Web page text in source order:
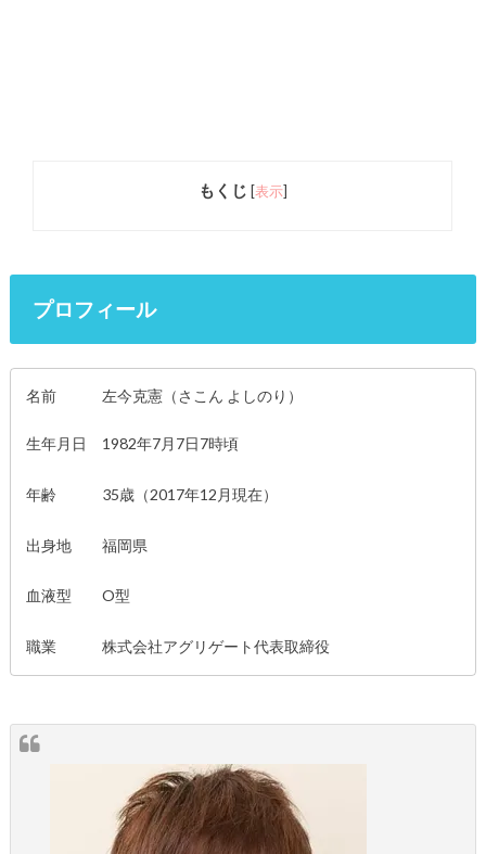
もくじ [表示]
プロフィール
名前 左今克憲（さこん よしのり）
生年月日 1982年7月7日7時頃
年齢 35歳（2017年12月現在）
出身地 福岡県
血液型 O型
職業 株式会社アグリゲート代表取締役